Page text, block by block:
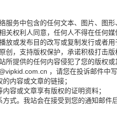
服务中包含的任何文本、图片、图
关权利人同意，任何人不得在任何
放或发布目的改写或复制发行或者用
创，支持版权保护，承诺积极打击版
所提供的任何内容侵犯了您的版权
，请您在投诉邮件中写
的内容或文章的链接；
内容或文章享有版权的证明资料；
方式。我站会在接受到您的通知邮件